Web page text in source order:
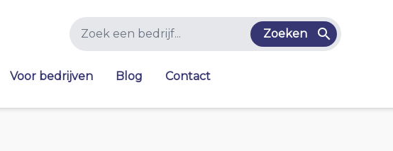
Zoeken
Voor bedrijven Blog Contact